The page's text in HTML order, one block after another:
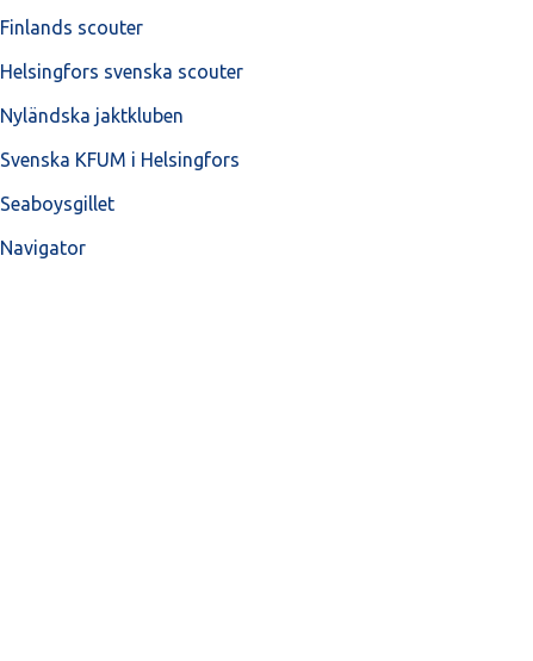
Finlands scouter
Helsingfors svenska scouter
Nyländska jaktkluben
Svenska KFUM i Helsingfors
Seaboysgillet
Navigator